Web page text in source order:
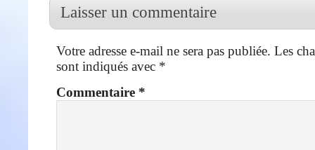
Laisser un commentaire
Votre adresse e-mail ne sera pas publiée. Les
sont indiqués avec *
Commentaire *